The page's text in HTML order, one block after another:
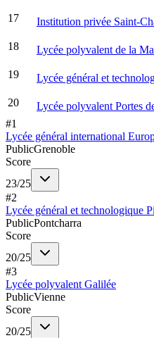
17 Institution privée Saint-
18 Lycée polyvalent de la
19 Lycée général et
20 Lycée polyvalent Portes
#1
Lycée général international
PublicGrenoble
Score
23/25
#2
Lycée général et technologique
PublicPontcharra
Score
20/25
#3
Lycée polyvalent Galilée
PublicVienne
Score
20/25